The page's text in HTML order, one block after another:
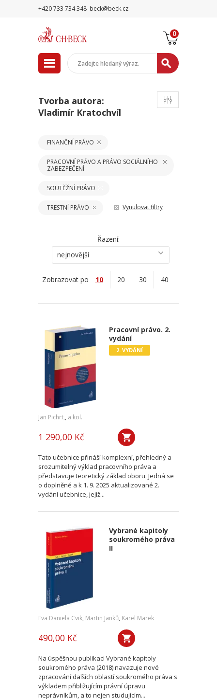
+420 733 734 348 beck@beck.cz
0
Tvorba autora:
Vladimír Kratochvíl
FINANČNÍ PRÁVO
PRACOVNÍ PRÁVO A PRÁVO SOCIÁLNÍHO
ZABEZPEČENÍ
SOUTĚŽNÍ PRÁVO
TRESTNÍ PRÁVO Vynulovat filtry
Řazení:
nejnovější
Zobrazovat po 10 20 30 40
Pracovní právo. 2.
vydání
2. VYDÁNÍ
Jan Pichrt,, a kol.
1 290,00 Kč
Tato učebnice přináší komplexní, přehledný a
srozumitelný výklad pracovního práva a
představuje teoretický základ oboru. Jedná se
o doplněné a k 1. 9. 2025 aktualizované 2.
vydání učebnice, jejíž...
Vybrané kapitoly
soukromého práva
II
Eva Daniela Cvik, Martin Janků, Karel Marek
490,00 Kč
Na úspěšnou publikaci Vybrané kapitoly
soukromého práva (2018) navazuje nové
zpracování dalších oblastí soukromého práva s
výkladem přibližujícím právní úpravu
neprávníkům, a to nejen studujícím...